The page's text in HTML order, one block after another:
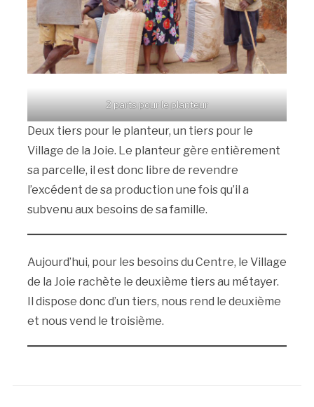
2 parts pour le planteur
Deux tiers pour le planteur, un tiers pour le
Village de la Joie. Le planteur gère entièrement
sa parcelle, il est donc libre de revendre
l’excédent de sa production une fois qu’il a
subvenu aux besoins de sa famille.
Aujourd’hui, pour les besoins du Centre, le Village
de la Joie rachète le deuxième tiers au métayer.
Il dispose donc d’un tiers, nous rend le deuxième
et nous vend le troisième.